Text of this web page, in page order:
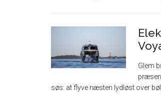
Glem
søs: at flyve næsten lydløst over